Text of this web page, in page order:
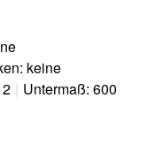
keine
| Untermaß: 600